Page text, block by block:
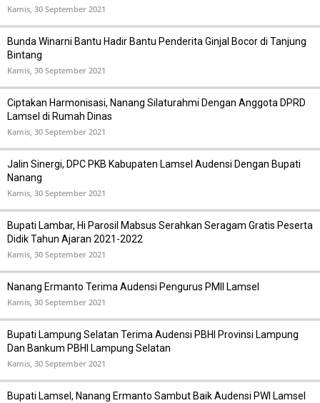
Kamis, 30 September 2021
Bunda Winarni Bantu Hadir Bantu Penderita Ginjal Bocor di Tanjung
Bintang
Kamis, 30 September 2021
Ciptakan Harmonisasi, Nanang Silaturahmi Dengan Anggota DPRD
Lamsel di Rumah Dinas
Kamis, 30 September 2021
Jalin Sinergi, DPC PKB Kabupaten Lamsel Audensi Dengan Bupati
Nanang
Kamis, 30 September 2021
Bupati Lambar, Hi Parosil Mabsus Serahkan Seragam Gratis Peserta
Didik Tahun Ajaran 2021-2022
Kamis, 30 September 2021
Nanang Ermanto Terima Audensi Pengurus PMII Lamsel
Kamis, 30 September 2021
Bupati Lampung Selatan Terima Audensi PBHI Provinsi Lampung
Dan Bankum PBHI Lampung Selatan
Kamis, 30 September 2021
Bupati Lamsel, Nanang Ermanto Sambut Baik Audensi PWI Lamsel